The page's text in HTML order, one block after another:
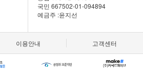
국민 667502-01-094894
예금주 :윤지선
이용안내 고객센터